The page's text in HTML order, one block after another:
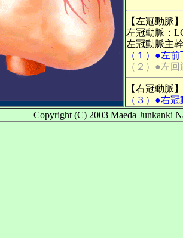
【左冠動脈
左冠動脈：
左冠動脈主
（１）●左
（２）●左
【右冠動脈
（３）●右
Copyright (C) 2003 Maeda Junkanki